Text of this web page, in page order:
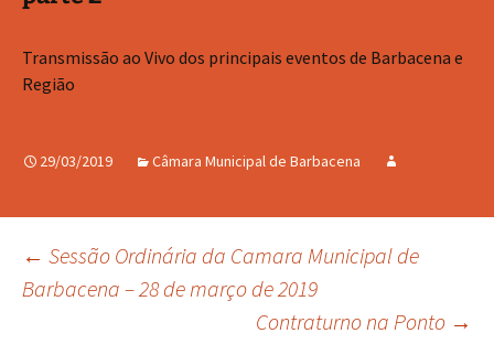
Transmissão ao Vivo dos principais eventos de Barbacena e
Região
29/03/2019 Câmara Municipal de Barbacena
Navegação
← Sessão Ordinária da Camara Municipal de
Barbacena – 28 de março de 2019
Contraturno na Ponto →